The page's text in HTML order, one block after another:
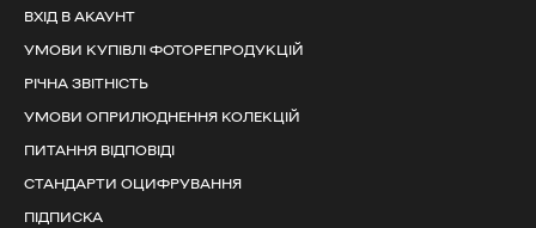
ВХІД В АКАУНТ
УМОВИ КУПІВЛІ ФОТОРЕПРОДУКЦІЙ
РІЧНА ЗВІТНІСТЬ
УМОВИ ОПРИЛЮДНЕННЯ КОЛЕКЦІЙ
ПИТАННЯ ВІДПОВІДІ
СТАНДАРТИ ОЦИФРУВАННЯ
ПІДПИСКА